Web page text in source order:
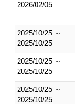
2026/02/05
2025/10/25 ～
2025/10/25
2025/10/25 ～
2025/10/25
2025/10/25 ～
2025/10/25